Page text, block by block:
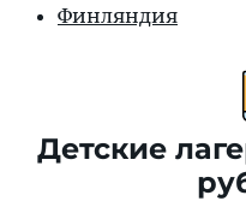
Финляндия
Детские